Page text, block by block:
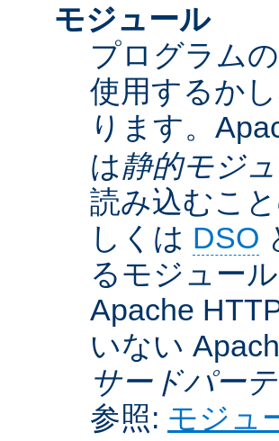
モジュール
プログラム
使用するか
ります。
は静的モジ
読み込むこ
しくは DSO
るモジュー
Apache
いない
サードパー
参照: モジュ